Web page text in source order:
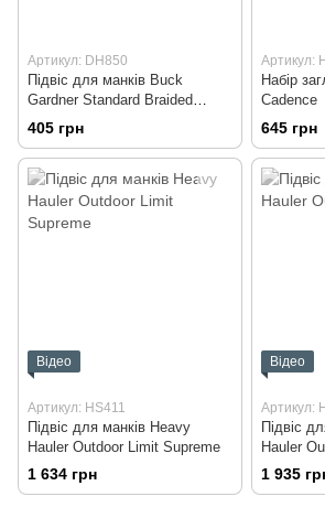
Артикул: DH850
Підвіс для манків Buck
Gardner Standard Braided
Lanyard
405 грн
Артикул:
Набір
Cadence
645 грн
Відео
Артикул: HS411
Підвіс для манків Heavy
Hauler Outdoor Limit Supreme
1 634 грн
Відео
Артикул:
Підвіс
Hauler
1 935